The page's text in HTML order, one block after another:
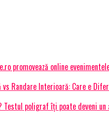
promovează online
vs Randare Interioară: Care e
Testul poligraf îţi poate deveni